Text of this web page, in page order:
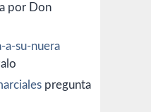
por Don
a-su-nuera
pregunta